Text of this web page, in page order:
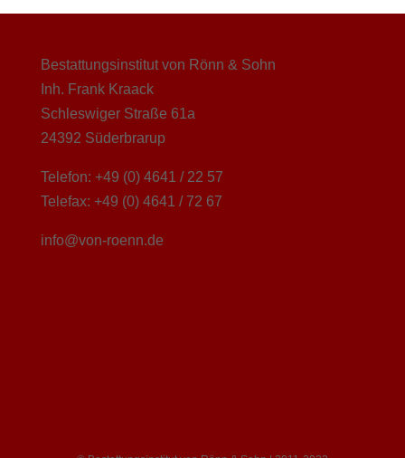
Bestattungsinstitut von Rönn & Sohn
Inh. Frank Kraack
Schleswiger Straße 61a
24392 Süderbrarup
Telefon: +49 (0) 4641 / 22 57
Telefax: +49 (0) 4641 / 72 67
info@von-roenn.de